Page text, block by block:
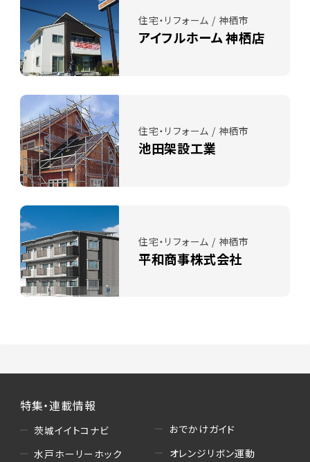
住宅・リフォーム / 神栖市
アイフルホーム 神栖店
住宅・リフォーム / 神栖市
池田架設工業
住宅・リフォーム / 神栖市
平和商事株式会社
特集・連載情報
茨城イイトコナビ
水戸ホーリーホック
おでかけガイド
オレンジリボン運動